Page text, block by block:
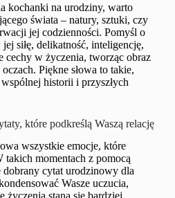
kochanki na urodziny, warto
świata – natury, sztuki, czy
jej codzienności. Pomyśl o
siłę, delikatność, inteligencję,
cechy w życzenia, tworząc obraz
Piękne słowa to takie,
historii i przyszłych
które podkreślą Waszą relację
wszystkie emocje, które
takich momentach z pomocą
cytat urodzinowy dla
Wasze uczucia,